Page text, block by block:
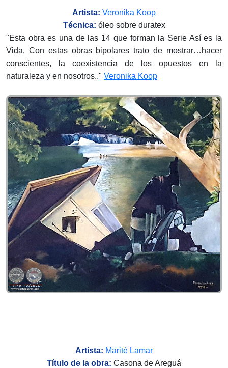
Artista: Veronika Koop
Técnica: óleo sobre duratex
"Esta obra es una de las 14 que forman la Serie Así es la
Vida. Con estas obras bipolares trato de mostrar…hacer
conscientes, la coexistencia de los opuestos en la
naturaleza y en nosotros.." Veronika Koop
Artista: Marité Lamar
Título de la obra: Casona de Areguá